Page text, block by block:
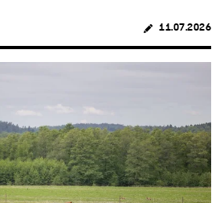
11.07.2026